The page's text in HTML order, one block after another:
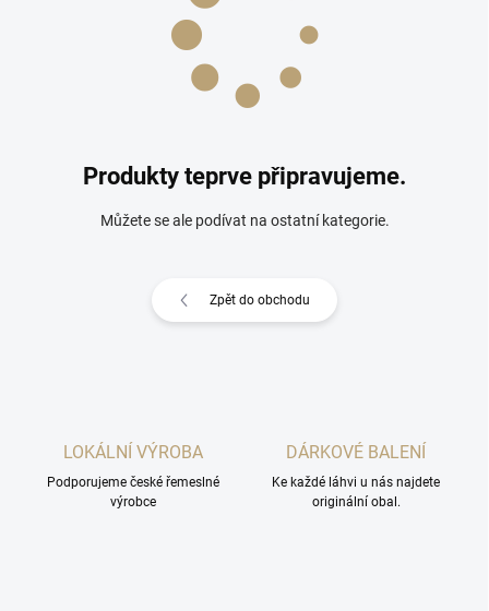
Produkty teprve připravujeme.
Můžete se ale podívat na ostatní kategorie.
Zpět do obchodu
LOKÁLNÍ VÝROBA
Podporujeme české řemeslné
výrobce
DÁRKOVÉ BALENÍ
Ke každé láhvi u nás najdete
originální obal.